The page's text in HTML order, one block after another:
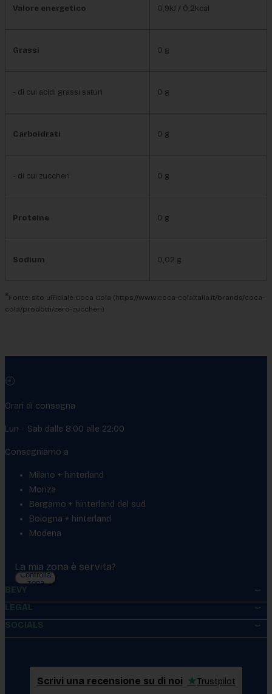
Valore energetico 0,9kJ / 0,2kcal
Grassi 0 g
- di cui acidi grassi saturi 0 g
Carboidrati 0 g
- di cui zuccheri 0 g
Proteine 0 g
Sodium 0,02 g
*Fonte: sito ufficiale Coca Cola (https://www.coca-colaitalia.it/brands/coca-
cola/prodotti/zero-zuccheri)
🕘
Orari di consegna
Lun - Sab dalle 8:00 alle 22:00
Consegniamo a
Milano + hinterland
Monza
Bergamo + hinterland del sud
Bologna + hinterland
Modena
La mia zona è servita?
Controlla
zona
BEVY
LEGAL
SOCIALS
Scrivi una recensione su di noi ★Trustpilot